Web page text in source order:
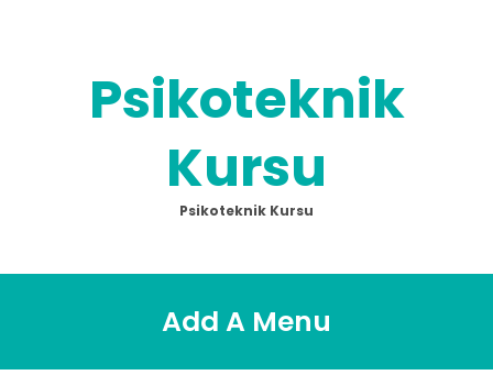
Psikoteknik
Kursu
Psikoteknik Kursu
Add A Menu